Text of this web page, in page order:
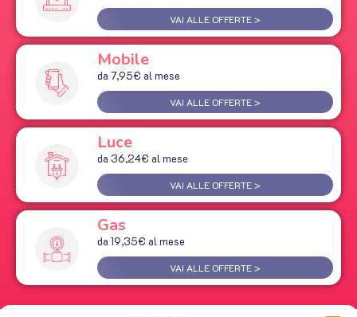
VAI ALLE OFFERTE >
Mobile
da 7,95€ al mese
VAI ALLE OFFERTE >
Luce
da 36,24€ al mese
VAI ALLE OFFERTE >
Gas
da 19,35€ al mese
VAI ALLE OFFERTE >